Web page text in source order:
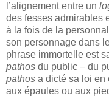
l’alignement entre un
des fesses admirables
à la fois de la
son personnage dans
phrase immortelle est
pathos du public – du
pathos a dicté sa loi en
aux épaules ou aux